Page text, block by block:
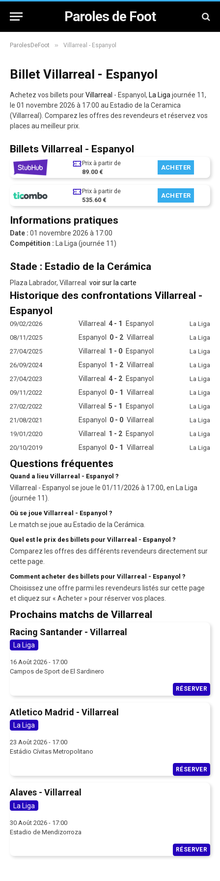
Paroles de Foot
ParolesDeFoot » Villarreal - Espanyol
Billet Villarreal - Espanyol
Achetez vos billets pourVillarreal - Espanyol, La Liga journée 11,
le 01 novembre 2026 à 17:00 au Estadio de la Ceramica
(Villarreal). Comparez les offres des revendeurs et réservez vos
places au meilleur prix.
Billets Villarreal - Espanyol
Prix à partir de
89.00 €
ACHETER
Prix à partir de
535.60 €
ACHETER
Informations pratiques
Date : 01 novembre 2026 à 17:00
Compétition : La Liga (journée 11)
Stade : Estadio de la Cerámica
Plaza Labrador, Villarreal voir sur la carte
Historique des confrontations Villarreal -
Espanyol
09/02/2026 Villarreal 4 - 1 Espanyol
La Liga
08/11/2025
Espanyol 0 - 2 Villarreal
La Liga
27/04/2025
Villarreal 1 - 0 Espanyol
La Liga
26/09/2024
Espanyol 1 - 2 Villarreal
La Liga
27/04/2023
Villarreal 4 - 2 Espanyol
La Liga
09/11/2022
Espanyol 0 - 1 Villarreal
La Liga
27/02/2022
Villarreal 5 - 1 Espanyol
La Liga
21/08/2021
Espanyol 0 - 0 Villarreal
La Liga
19/01/2020
Villarreal 1 - 2 Espanyol
La Liga
20/10/2019
Espanyol 0 - 1 Villarreal La Liga
Questions fréquentes
Quand a lieu Villarreal - Espanyol ?
Villarreal - Espanyol se joue le 01/11/2026 à 17:00, en La Liga
(journée 11).
Où se joue Villarreal - Espanyol ?
Le match se joue au Estadio de la Cerámica.
Quel est le prix des billets pour Villarreal - Espanyol ?
Comparez les offres des différents revendeurs directement sur
cette page.
Comment acheter des billets pour Villarreal - Espanyol ?
Choisissez une offre parmi les revendeurs listés sur cette page
et cliquez sur « Acheter » pour réserver vos places.
Prochains matchs de Villarreal
Racing Santander - Villarreal
La Liga
16 Août 2026 - 17:00
Campos de Sport de El Sardinero
RÉSERVER
Atletico Madrid - Villarreal
La Liga
23 Août 2026 - 17:00
Estádio Cívitas Metropolitano
RÉSERVER
Alaves - Villarreal
La Liga
30 Août 2026 - 17:00
Estadio de Mendizorroza
RÉSERVER